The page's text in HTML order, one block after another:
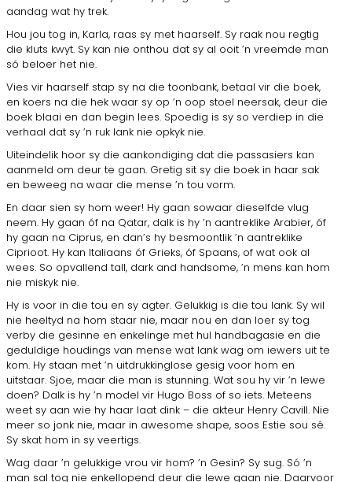
aandag wat hy trek.
Hou jou tog in, Karla, raas sy met haarself. Sy raak nou regtig
die kluts kwyt. Sy kan nie onthou dat sy al ooit ’n vreemde man
só beloer het nie.
Vies vir haarself stap sy na die toonbank, betaal vir die boek,
en koers na die hek waar sy op ’n oop stoel neersak, deur die
boek blaai en dan begin lees. Spoedig is sy so verdiep in die
verhaal dat sy ’n ruk lank nie opkyk nie.
Uiteindelik hoor sy die aankondiging dat die pas­sasiers kan
aanmeld om deur te gaan. Gretig sit sy die boek in haar sak
en beweeg na waar die mense ’n tou vorm.
En daar sien sy hom weer! Hy gaan sowaar die­selfde vlug
neem. Hy gaan óf na Qatar, dalk is hy ’n aantreklike Arabier, óf
hy gaan na Ciprus, en dan’s hy besmoontlik ’n aantreklike
Ciprioot. Hy kan Italiaans óf Grieks, óf Spaans, of wat ook al
wees. So opvallend tall, dark and handsome, ’n mens kan hom
nie miskyk nie.
Hy is voor in die tou en sy agter. Gelukkig is die tou lank. Sy wil
nie heeltyd na hom staar nie, maar nou en dan loer sy tog
verby die gesinne en enkelinge met hul handbagasie en die
geduldige houdings van mense wat lank wag om iewers uit te
kom. Hy staan met ’n uitdrukkinglose gesig voor hom en
uitstaar. Sjoe, maar die man is stunning. Wat sou hy vir ’n lewe
doen? Dalk is hy ’n model vir Hugo Boss of so iets. Meteens
weet sy aan wie hy haar laat dink – die akteur Henry Cavill. Nie
meer so jonk nie, maar in awesome shape, soos Estie sou sê.
Sy skat hom in sy veertigs.
Wag daar ’n gelukkige vrou vir hom? ’n Gesin? Sy sug. Só ’n
man sal tog nie enkellopend deur die lewe gaan nie. Daarvoor